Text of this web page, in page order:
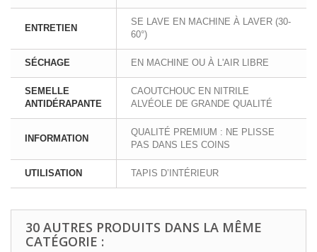
ENTRETIEN
SE LAVE EN MACHINE À LAVER (30-
60°)
SÉCHAGE EN MACHINE OU À L'AIR LIBRE
SEMELLE
ANTIDÉRAPANTE
CAOUTCHOUC EN NITRILE
ALVÉOLE DE GRANDE QUALITÉ
INFORMATION
QUALITÉ PREMIUM : NE PLISSE
PAS DANS LES COINS
UTILISATION TAPIS D’INTÉRIEUR
30 AUTRES PRODUITS DANS LA MÊME
CATÉGORIE :